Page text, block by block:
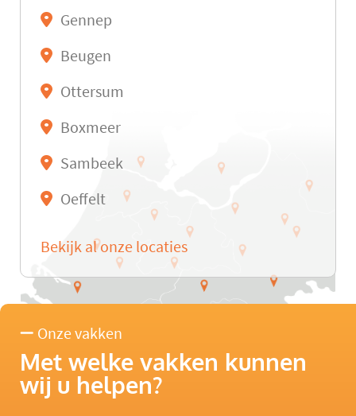
Gennep
Beugen
Ottersum
Boxmeer
Sambeek
Oeffelt
Bekijk al onze locaties
Onze vakken
Met welke vakken kunnen
wij u helpen?